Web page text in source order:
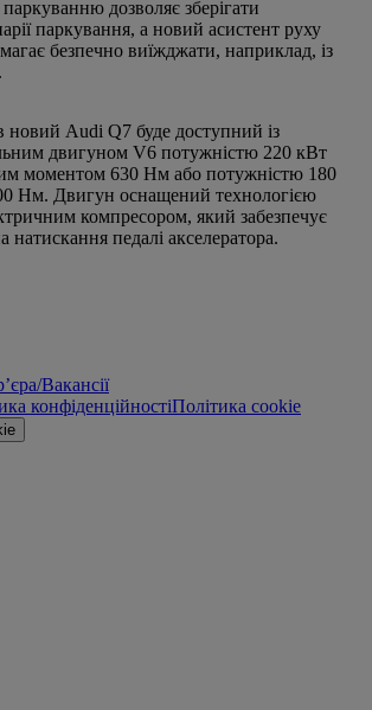
дозволяє зберігати
паркування, а новий асистент руху
безпечно виїжджати, наприклад, із
новий Audi Q7 буде доступний із
двигуном V6 потужністю 220 кВт
моментом 630 Нм або потужністю 180
Нм. Двигун оснащений технологією
компресором, який забезпечує
натискання педалі акселератора.
Вакансії
конфіденційностіПолітика cookie